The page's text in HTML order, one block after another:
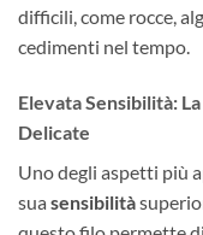
difficili, come rocce,
cedimenti nel tempo.
Elevata Sensibilità:
Delicate
Uno degli aspetti più
sua sensibilità